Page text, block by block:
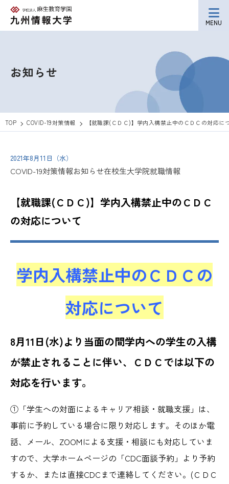
MENU
お知らせ
TOP COVID-19対策情報 【就職課(ＣＤＣ)】学内入構禁止中のＣＤＣの対応に
2021年8月11日（水）
COVID-19対策情報お知らせ在校生大学院就職情報
【就職課(ＣＤＣ)】学内入構禁止中のＣＤＣ
の対応について
学内入構禁止中のＣＤＣの
対応について
8月11日(水)より当面の間学内への学生の入構
が禁止されることに伴い、ＣＤＣでは以下の
対応を行います。
①「学生への対面によるキャリア相談・就職支援」は、
事前に予約している場合に限り対応します。そのほか電
話、メール、ZOOMによる支援・相談にも対応していま
すので、大学ホームページの「CDC面談予約」より予約
するか、または直接CDCまで連絡してください。(ＣＤＣ